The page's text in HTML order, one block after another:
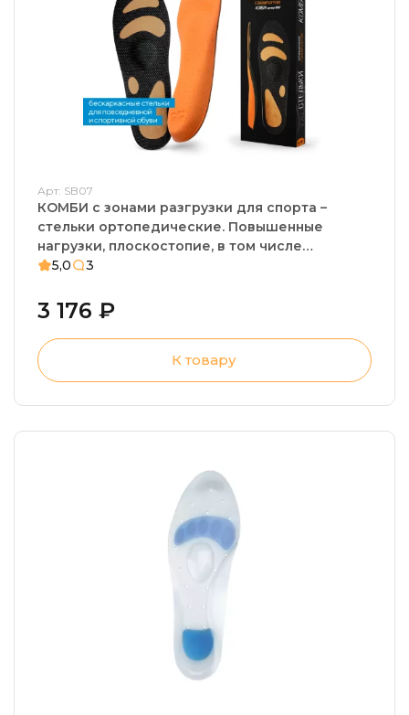
Арт: SB07
КОМБИ с зонами разгрузки для спорта –
стельки ортопедические. Повышенные
нагрузки, плоскостопие, в том числе
фиксированное
5,0 3
3 176 ₽
К товару